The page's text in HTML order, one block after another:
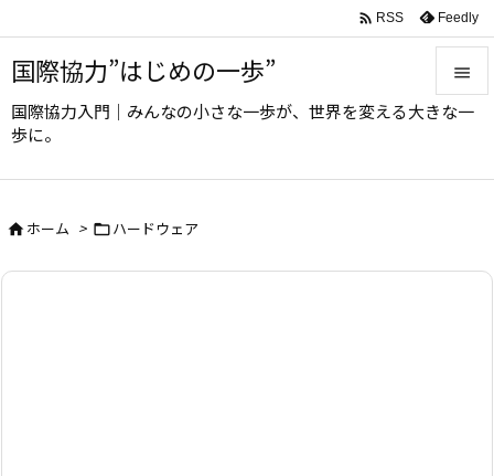
国際協力”はじめの一歩”
国際協力入門｜みんなの小さな一歩が、世界を変える大きな一
歩に。



 RSS Feedly
ホーム > ハードウェア